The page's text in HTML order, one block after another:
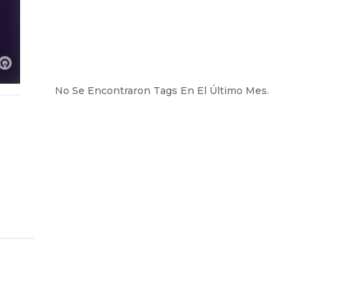
No Se Encontraron Tags En El Último Mes.